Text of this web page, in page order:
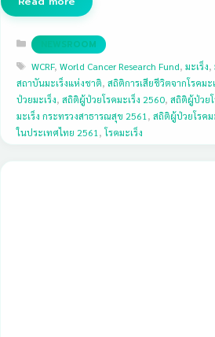
Categories
NEWSROOM
Tags
WCRF,World Cancer Research Fund,มะเร็ง,
สถาบันมะเร็งแห่งชาติ, สถิติการเสียชีวิตจากโรคมะ
ป่วยมะเร็ง, สถิติผู้ป่วยโรคมะเร็ง 2560, สถิติผู้ป่วยโ
มะเร็ง กระทรวงสาธารณสุข 2561 , สถิติผู้ป่วยโรคม
ในประเทศไทย 2561 , โรคมะเร็ง